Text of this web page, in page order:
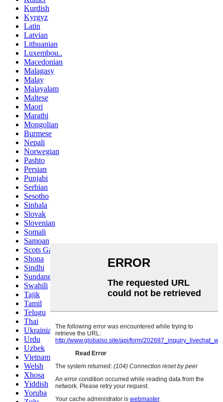
Kurdish
Kyrgyz
Latin
Latvian
Lithuanian
Luxembou..
Macedonian
Malagasy
Malay
Malayalam
Maltese
Maori
Marathi
Mongolian
Burmese
Nepali
Norwegian
Pashto
Persian
Punjabi
Serbian
Sesotho
Sinhala
Slovak
Slovenian
Somali
Samoan
Scots Gaelic
Shona
Sindhi
Sundanese
Swahili
Tajik
Tamil
Telugu
Thai
Ukrainian
Urdu
Uzbek
Vietnamese
Welsh
Xhosa
Yiddish
Yoruba